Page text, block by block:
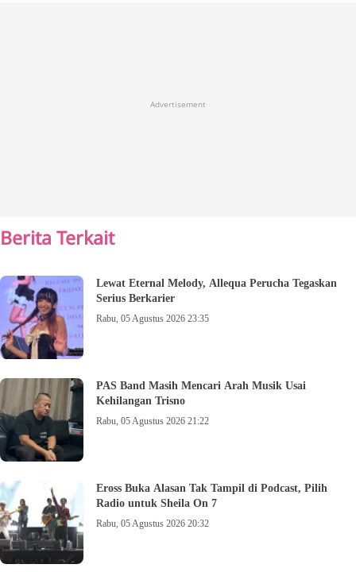
Advertisement
Berita Terkait
Lewat Eternal Melody, Allequa Perucha Tegaskan
Serius Berkarier
Rabu, 05 Agustus 2026 23:35
PAS Band Masih Mencari Arah Musik Usai
Kehilangan Trisno
Rabu, 05 Agustus 2026 21:22
Eross Buka Alasan Tak Tampil di Podcast, Pilih
Radio untuk Sheila On 7
Rabu, 05 Agustus 2026 20:32